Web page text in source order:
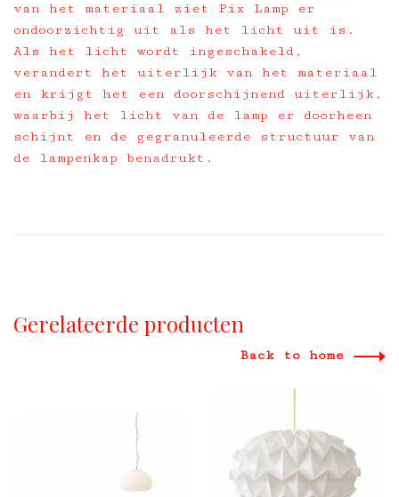
van het materiaal ziet Pix Lamp er
ondoorzichtig uit als het licht uit is.
Als het licht wordt ingeschakeld,
verandert het uiterlijk van het materiaal
en krijgt het een doorschijnend uiterlijk,
waarbij het licht van de lamp er doorheen
schijnt en de gegranuleerde structuur van
de lampenkap benadrukt.
Gerelateerde producten
Back to home